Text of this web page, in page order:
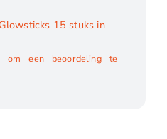
15 stuks in
om een beoordeling te